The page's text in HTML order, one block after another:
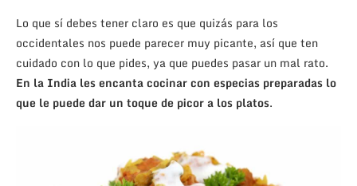
Lo que sí debes tener claro es que quizás para los
occidentales nos puede parecer muy picante, así que ten
cuidado con lo que pides, ya que puedes pasar un mal rato.
En la India les encanta cocinar con especias preparadas lo
que le puede dar un toque de picor a los platos.